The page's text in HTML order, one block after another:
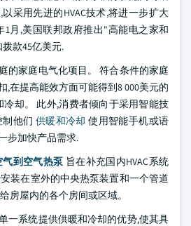
采用先进的HVAC技术,将进一步扩大
1月,美国联邦政府推出"高能电之家和
款45亿美元.
的家庭电气化项目。 符合条件的家庭
,在提高能效方面可能得到8 000美元的
冷却。 此外,消费者倾向于采用智能技
他们 供暖和冷却 使用智能手机或语
步加快产品需求.
气到空气热泵 旨在补充国内HVAC系统
装在室外的中央热泵装置和一个管道
房屋内的各个房间或区域。
一系统提供供暖和冷却的优势,使其具